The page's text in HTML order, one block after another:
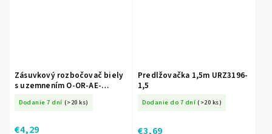
Zásuvkový rozbočovač biely
s uzemnením O-OR-AE-
Dodanie 7 dní (>20 ks)
€4,29
Predlžovačka 1,5m URZ3196-
1,5
Dodanie do 7 dní (>20 ks)